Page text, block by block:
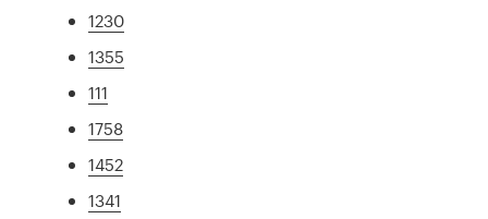
1230
1355
111
1758
1452
1341